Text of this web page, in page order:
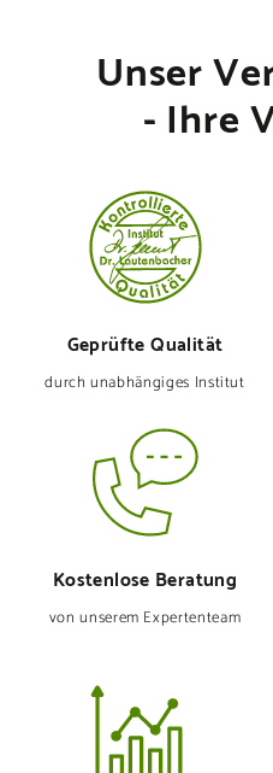
Unser
- Ihre
Geprüfte Qualität
durch unabhängiges Institut
Kostenlose Beratung
von unserem Expertenteam